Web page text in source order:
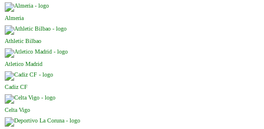
Almeria
Athletic Bilbao
Atletico Madrid
Cadiz CF
Celta Vigo